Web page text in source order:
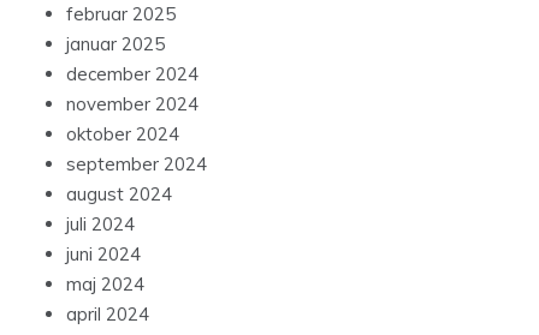
februar 2025
januar 2025
december 2024
november 2024
oktober 2024
september 2024
august 2024
juli 2024
juni 2024
maj 2024
april 2024